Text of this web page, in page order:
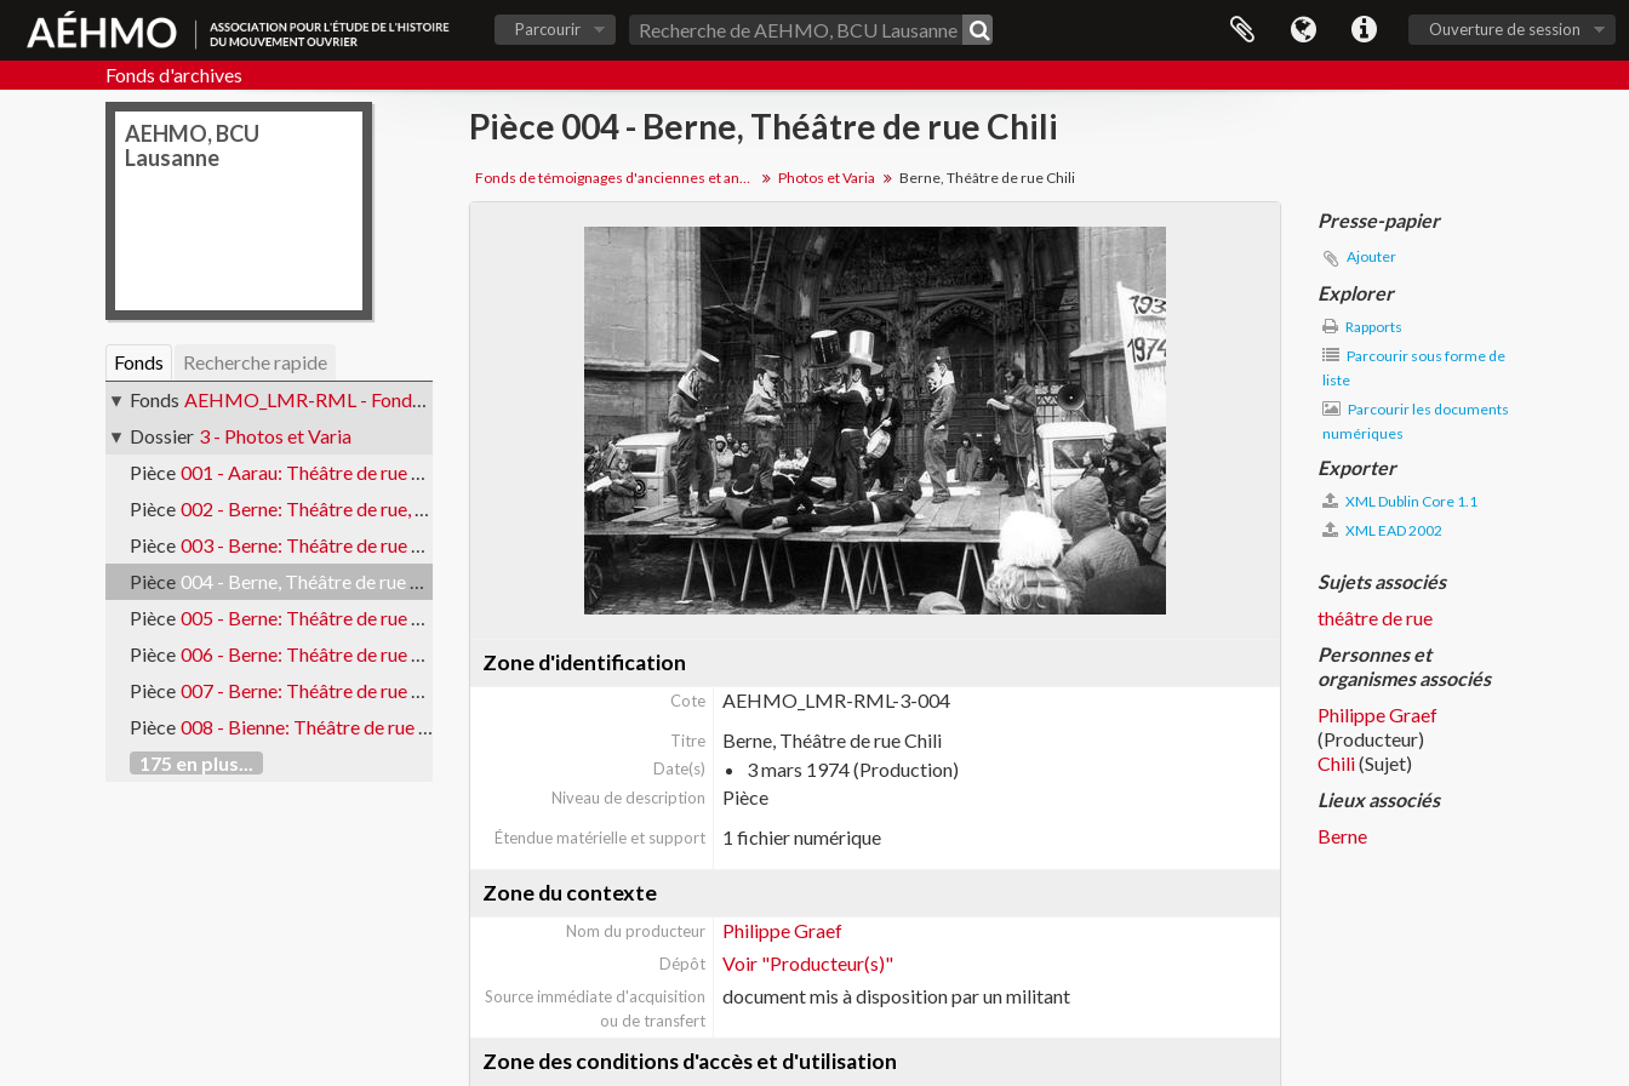
Ouverture de session
Parcourir
Fonds d'archives
AEHMO, BCU
Lausanne
Fonds
Recherche rapide
Fonds AEHMO_LMR-RML - Fonds de témoignages d'anciennes et anciens militants
Dossier 3 - Photos et Varia
Pièce 001 - Aarau: Théâtre de rue en faveur de l'initiative fédérale pour la solution des délais en matière d'avortement
Pièce 002 - Berne: Théâtre de rue, Chili
Pièce 003 - Berne: Théâtre de rue Chili
Pièce 004 - Berne, Théâtre de rue Chili
Pièce 005 - Berne: Théâtre de rue Chili - banderoles
Pièce 006 - Berne: Théâtre de rue Chili
Pièce 007 - Berne: Théâtre de rue Chili - police prête à intervenir
Pièce 008 - Bienne: Théâtre de rue contre la guerre au Vietnam
175 en plus...
Pièce 004 - Berne, Théâtre de rue Chili
Fonds de témoignages d'anciennes et anciens militants Photos et Varia Berne, Théâtre de rue Chili
Zone d'identification
Cote AEHMO_LMR-RML-3-004
Titre Berne, Théâtre de rue Chili
Date(s) 3 mars 1974 (Production)
Niveau de description Pièce
Étendue matérielle et support 1 fichier numérique
Zone du contexte
Nom du producteur Philippe Graef
Dépôt Voir "Producteur(s)"
Source immédiate d'acquisition
ou de transfert
document mis à disposition par un militant
Zone des conditions d'accès et d'utilisation
Presse-papier
Ajouter
Explorer
Rapports
Parcourir sous forme de
liste
Parcourir les documents
numériques
Exporter
XML Dublin Core 1.1
XML EAD 2002
Sujets associés
théâtre de rue
Personnes et
organismes associés
Philippe Graef
(Producteur)
Chili(Sujet)
Lieux associés
Berne